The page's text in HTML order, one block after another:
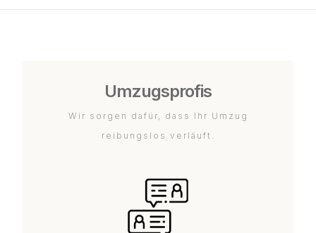
Umzugsprofis
Wir sorgen dafür, dass Ihr Umzug
reibungslos verläuft.